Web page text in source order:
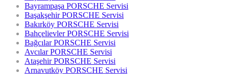
Bayrampaşa PORSCHE Servisi
Başakşehir PORSCHE Servisi
Bakırköy PORSCHE Servisi
Bahçelievler PORSCHE Servisi
Bağcılar PORSCHE Servisi
Avcılar PORSCHE Servisi
Ataşehir PORSCHE Servisi
Arnavutköy PORSCHE Servisi